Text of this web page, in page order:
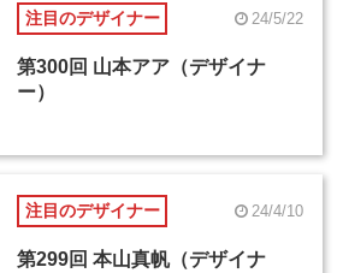
注目のデザイナー 24/5/22
第300回 山本アア（デザイナ
ー）
注目のデザイナー 24/4/10
第299回 本山真帆（デザイナ